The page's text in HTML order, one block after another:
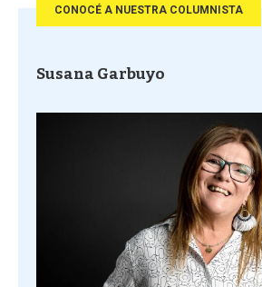
CONOCÉ A NUESTRA COLUMNISTA
Susana Garbuyo